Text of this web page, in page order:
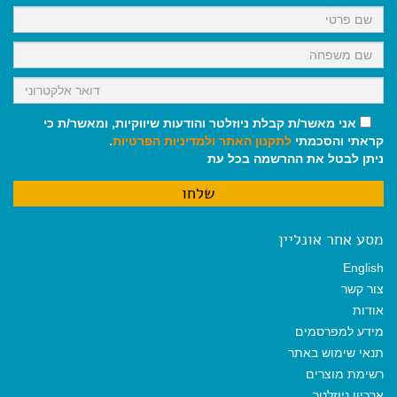
k
p
m
אני מאשר/ת קבלת ניוזלטר והודעות שיווקיות, ומאשר/ת כי
קראתי והסכמתי לתקנון האתר ולמדיניות הפרטיות.
ניתן לבטל את ההרשמה בכל עת
מסע אחר אונליין
English
צור קשר
אודות
מידע למפרסמים
תנאי שימוש באתר
רשימת מוצרים